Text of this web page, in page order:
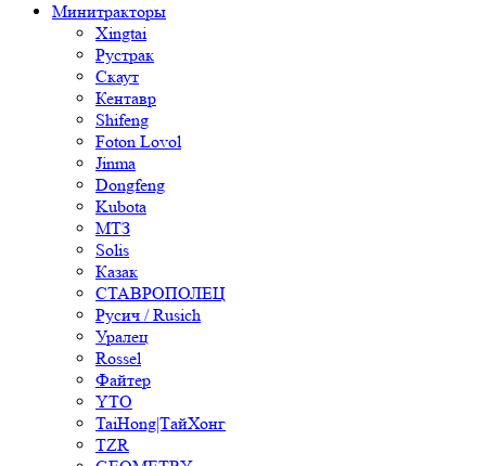
Минитракторы
Xingtai
Рустрак
Скаут
Кентавр
Shifeng
Foton Lovol
Jinma
Dongfeng
Kubota
МТЗ
Solis
Казак
СТАВРОПОЛЕЦ
Русич / Rusich
Уралец
Rossel
Файтер
YTO
TaiHong|ТайХонг
TZR